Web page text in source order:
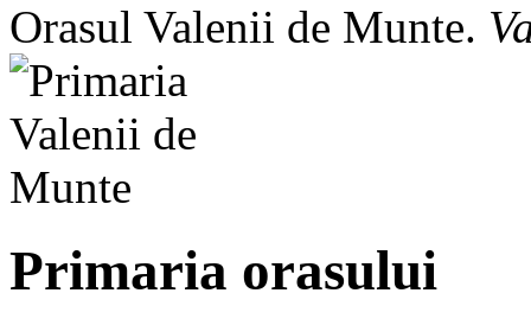
Orasul Valenii de Munte.
Primaria orasului